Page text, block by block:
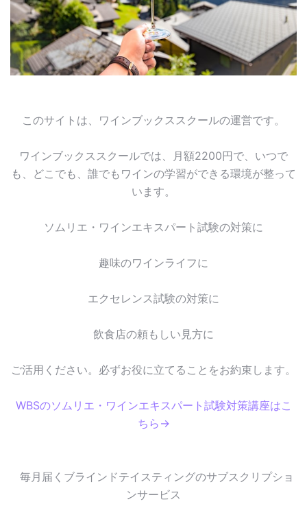
このサイトは、ワインブックススクールの運営です。
ワインブックススクールでは、月額2200円で、いつで
も、どこでも、誰でもワインの学習ができる環境が整って
います。
ソムリエ・ワインエキスパート試験の対策に
趣味のワインライフに
エクセレンス試験の対策に
飲食店の頼もしい見方に
ご活用ください。必ずお役に立てることをお約束します。
WBSのソムリエ・ワインエキスパート試験対策講座はこ
ちら→
毎月届くブラインドテイスティングのサブスクリプショ
ンサービス